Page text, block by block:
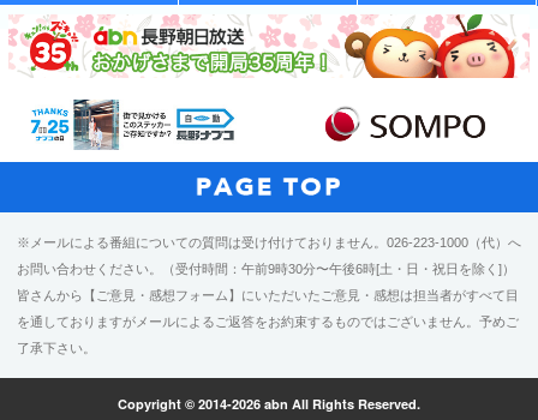
※メールによる番組についての質問は受け付けておりません。026-223-1000（代）へ
お問い合わせください。（受付時間：午前9時30分〜午後6時[土・日・祝日を除く]）
皆さんから【ご意見・感想フォーム】にいただいたご意見・感想は担当者がすべて目
を通しておりますがメールによるご返答をお約束するものではございません。予めご
了承下さい。
Copyright © 2014-2026 abn All Rights Reserved.